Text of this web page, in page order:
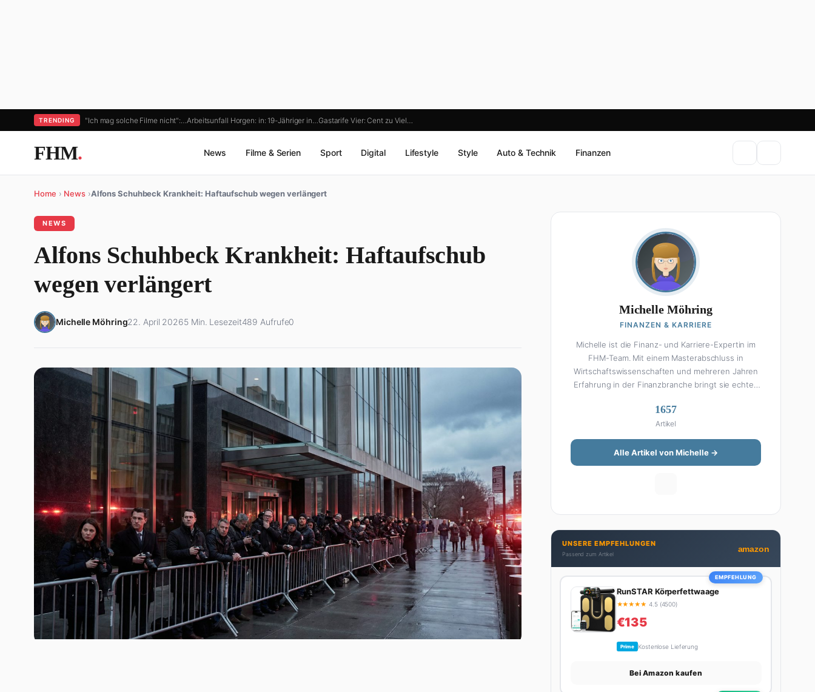
TRENDING "Ich mag solche Filme nicht":… Arbeitsunfall Horgen: in: 19-Jähriger in… Gastarife Vier: Cent zu Viel…
FHM. News Filme & Serien Sport Digital Lifestyle Style Auto & Technik Finanzen
Home › News ›Alfons Schuhbeck Krankheit: Haftaufschub wegen verlängert
NEWS
Alfons Schuhbeck Krankheit: Haftaufschub
wegen verlängert
Michelle Möhring22. April 20265 Min. Lesezeit489 Aufrufe0
Michelle Möhring
FINANZEN & KARRIERE
Michelle ist die Finanz- und Karriere-Expertin im
FHM-Team. Mit einem Masterabschluss in
Wirtschaftswissenschaften und mehreren Jahren
Erfahrung in der Finanzbranche bringt sie echtes
Bei Michelle klingt Altersvorsorge nicht wie eine
Steuererklärung. Ihre Stärke liegt darin, komplexe
Finanzthemen so aufzubereiten, dass sie jeder
versteht – ohne Fachchinesisch, dafür mit
konkreten Tipps zum Umsetzen. Von ETF-
man Job und Privatleben unter einen Hut
bekommt. Privat ist sie bekennende Kaffee-
Süchtige (3+ Tassen am Tag, Minimum), Podcast-
Hörerin und verbringt ihre Wochenenden am
liebsten in der Natur oder auf dem nächsten
Flohmarkt.
1657
Artikel
Alle Artikel von Michelle →
UNSERE EMPFEHLUNGEN
Passend zum Artikel
amazon
EMPFEHLUNG
RunSTAR Körperfettwaage
★★★★★ 4.5 (4500)
€135
Prime Kostenlose Lieferung
Bei Amazon kaufen